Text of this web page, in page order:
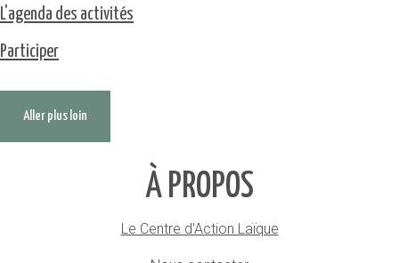
L'agenda des activités
Participer
Aller plus loin
À PROPOS
Le Centre d'Action Laïque